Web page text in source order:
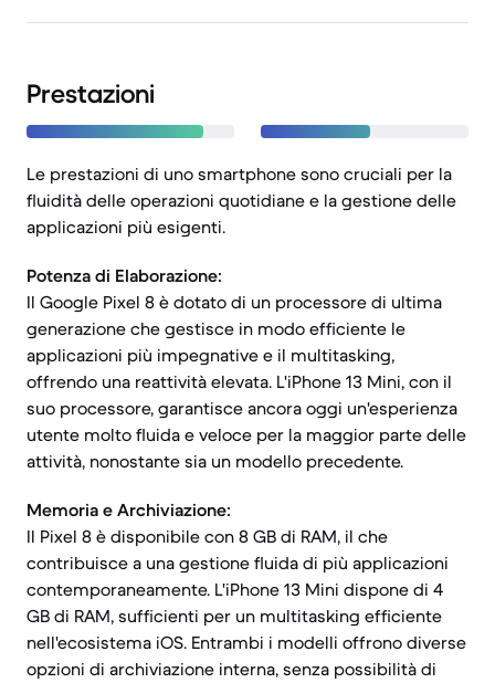
Prestazioni
Le prestazioni di uno smartphone sono cruciali per la
fluidità delle operazioni quotidiane e la gestione delle
applicazioni più esigenti.
Potenza di Elaborazione:
Il Google Pixel 8 è dotato di un processore di ultima
generazione che gestisce in modo efficiente le
applicazioni più impegnative e il multitasking,
offrendo una reattività elevata. L'iPhone 13 Mini, con il
suo processore, garantisce ancora oggi un'esperienza
utente molto fluida e veloce per la maggior parte delle
attività, nonostante sia un modello precedente.
Memoria e Archiviazione:
Il Pixel 8 è disponibile con 8 GB di RAM, il che
contribuisce a una gestione fluida di più applicazioni
contemporaneamente. L'iPhone 13 Mini dispone di 4
GB di RAM, sufficienti per un multitasking efficiente
nell'ecosistema iOS. Entrambi i modelli offrono diverse
opzioni di archiviazione interna, senza possibilità di